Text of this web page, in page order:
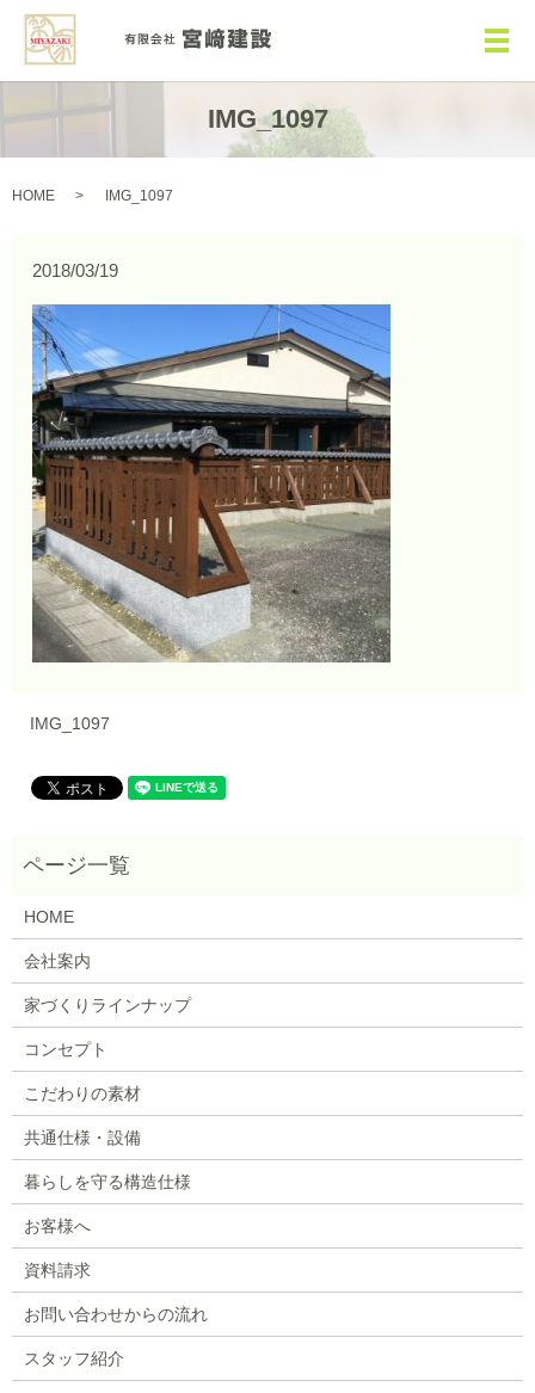
メ
IMG_1097
HOME IMG_1097
2018/03/19
IMG_1097
HOME
会社案内
家づくりラインナップ
コンセプト
こだわりの素材
共通仕様・設備
暮らしを守る構造仕様
お客様へ
資料請求
お問い合わせからの流れ
スタッフ紹介